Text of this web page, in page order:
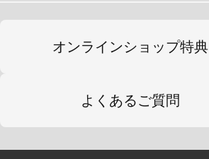
オンラインショップ特典
よくあるご質問